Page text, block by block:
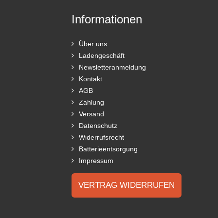
Informationen
Über uns
Ladengeschäft
Newsletteranmeldung
Kontakt
AGB
Zahlung
Versand
Datenschutz
Widerrufsrecht
Batterieentsorgung
Impressum
VERTRAG WIDERRUFEN